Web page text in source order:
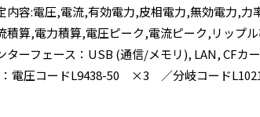
内容:電圧,電流,有効電力,皮相電力,無効電力,力
積算,電力積算,電圧ピーク,電流ピーク,リップ
ターフェース：USB (通信/メモリ), LAN, CFカ
電圧コードL9438-50 ×3 ／分岐コード